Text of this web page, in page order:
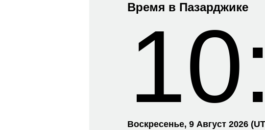
Время в Пазарджике
Воскресенье, 9 Август 2026